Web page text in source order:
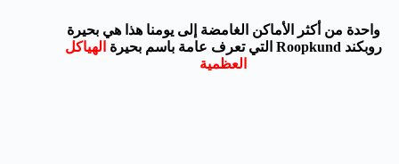
واحدة من أكثر الأماكن الغامضة إلى يومنا هذا هي بحيرة
روبكند Roopkund التي تعرف عامة باسم بحيرة
الهياكل
العظمية